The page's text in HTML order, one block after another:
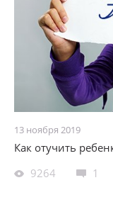
13 ноября 2019
Как отучить
9264
1